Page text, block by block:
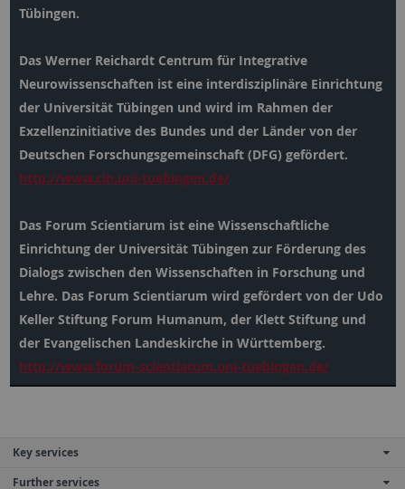
Tübingen.
Das Werner Reichardt Centrum für Integrative
Neurowissenschaften ist eine interdisziplinäre Einrichtung
der Universität Tübingen und wird im Rahmen der
Exzellenzinitiative des Bundes und der Länder von der
Deutschen Forschungsgemeinschaft (DFG) gefördert.
http://www.cin.uni-tuebingen.de/
Das Forum Scientiarum ist eine Wissenschaftliche
Einrichtung der Universität Tübingen zur Förderung des
Dialogs zwischen den Wissenschaften in Forschung und
Lehre. Das Forum Scientiarum wird gefördert von der Udo
Keller Stiftung Forum Humanum, der Klett Stiftung und
der Evangelischen Landeskirche in Württemberg.
http://www.forum-scientiarum.uni-tuebingen.de/
Key services
Further services